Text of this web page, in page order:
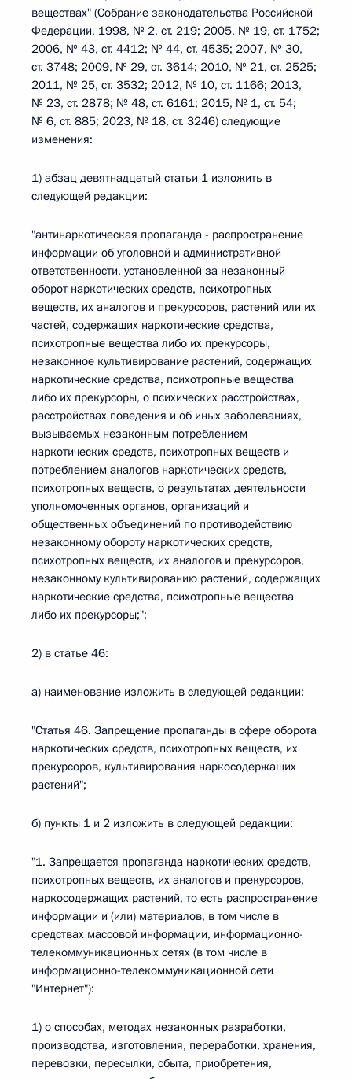
веществах" (Собрание законодательства Российской
Федерации, 1998, № 2, ст. 219; 2005, № 19, ст. 1752;
2006, № 43, ст. 4412; № 44, ст. 4535; 2007, № 30,
ст. 3748; 2009, № 29, ст. 3614; 2010, № 21, ст. 2525;
2011, № 25, ст. 3532; 2012, № 10, ст. 1166; 2013,
№ 23, ст. 2878; № 48, ст. 6161; 2015, № 1, ст. 54;
№ 6, ст. 885; 2023, № 18, ст. 3246) следующие
изменения:
1) абзац девятнадцатый статьи 1 изложить в
следующей редакции:
"антинаркотическая пропаганда - распространение
информации об уголовной и административной
ответственности, установленной за незаконный
оборот наркотических средств, психотропных
веществ, их аналогов и прекурсоров, растений или их
частей, содержащих наркотические средства,
психотропные вещества либо их прекурсоры,
незаконное культивирование растений, содержащих
наркотические средства, психотропные вещества
либо их прекурсоры, о психических расстройствах,
расстройствах поведения и об иных заболеваниях,
вызываемых незаконным потреблением
наркотических средств, психотропных веществ и
потреблением аналогов наркотических средств,
психотропных веществ, о результатах деятельности
уполномоченных органов, организаций и
общественных объединений по противодействию
незаконному обороту наркотических средств,
психотропных веществ, их аналогов и прекурсоров,
незаконному культивированию растений, содержащих
наркотические средства, психотропные вещества
либо их прекурсоры;";
2) в статье 46:
а) наименование изложить в следующей редакции:
"Статья 46. Запрещение пропаганды в сфере оборота
наркотических средств, психотропных веществ, их
прекурсоров, культивирования наркосодержащих
растений";
б) пункты 1 и 2 изложить в следующей редакции:
"1. Запрещается пропаганда наркотических средств,
психотропных веществ, их аналогов и прекурсоров,
наркосодержащих растений, то есть распространение
информации и (или) материалов, в том числе в
средствах массовой информации, информационно-
телекоммуникационных сетях (в том числе в
информационно-телекоммуникационной сети
"Интернет"):
1) о способах, методах незаконных разработки,
производства, изготовления, переработки, хранения,
перевозки, пересылки, сбыта, приобретения,